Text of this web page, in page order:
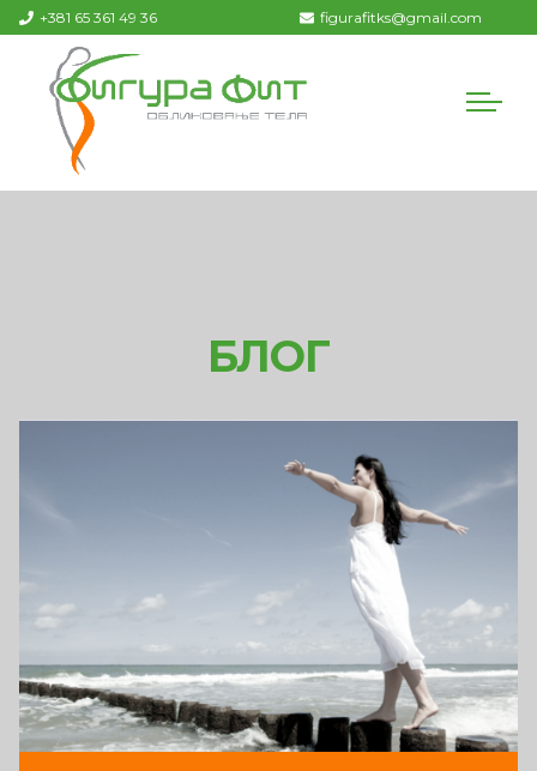
+381 65 361 49 36 figurafitks@gmail.com
БЛОГ